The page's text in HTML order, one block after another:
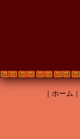
｜ ホーム ｜